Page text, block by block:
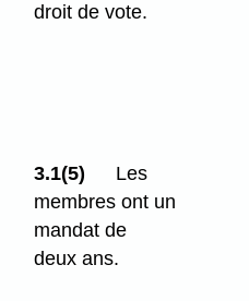
droit de vote.
3.1(5)
Les
membres ont un
mandat de
deux ans.